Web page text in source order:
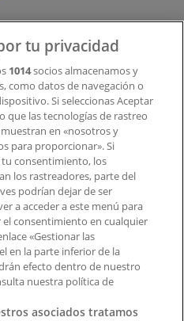
marketing
el mapa
en la web o en la
tu privacidad
1014socios almacenamos y
como datos de navegación o
Si seleccionas Aceptar
que las tecnologías de rastreo
en «nosotros y
para proporcionar». Si
tu consentimiento, los
los rastreadores, parte del
podrían dejar de ser
a acceder a este menú para
consentimiento en cualquier
«Gestionar las
en la parte inferior de la
efecto dentro de nuestro
nuestra política de
asociados tratamos